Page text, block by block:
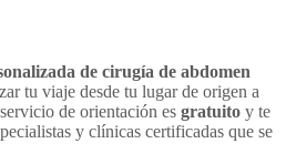
de cirugía de abdomen
tu viaje desde tu lugar de origen a
de orientación es gratuito y te
y clínicas certificadas que se